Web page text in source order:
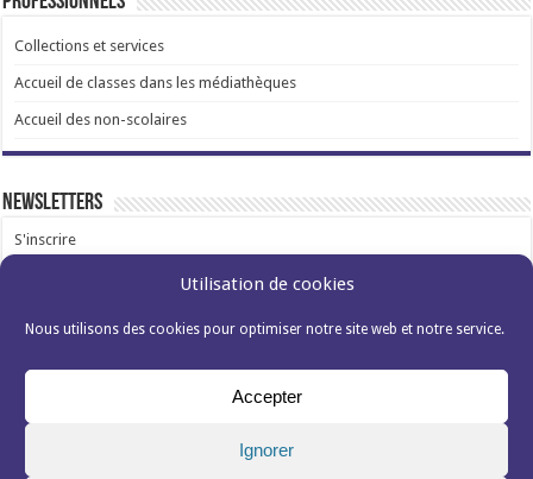
Utilisation de cookies
Nous utilisons des cookies pour optimiser notre site web et notre service.
Accepter
Ignorer
Collections et services
Accueil de classes dans les médiathèques
Accueil des non-scolaires
Newsletters
S'inscrire
Politique de cookies (EU)s